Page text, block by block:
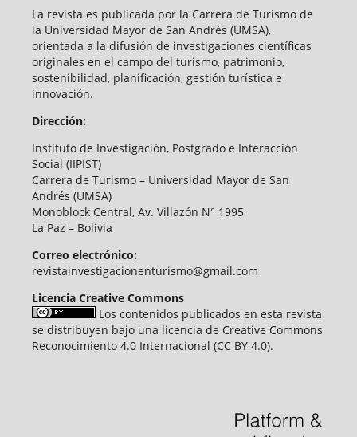
La revista es publicada por la Carrera de Turismo de
la Universidad Mayor de San Andrés (UMSA),
orientada a la difusión de investigaciones científicas
originales en el campo del turismo, patrimonio,
sostenibilidad, planificación, gestión turística e
innovación.
Dirección:
Instituto de Investigación, Postgrado e Interacción
Social (IIPIST)
Carrera de Turismo – Universidad Mayor de San
Andrés (UMSA)
Monoblock Central, Av. Villazón N° 1995
La Paz – Bolivia
Correo electrónico:
revistainvestigacionenturismo@gmail.com
Licencia Creative Commons
Los contenidos publicados en esta revista
se distribuyen bajo una licencia de Creative Commons
Reconocimiento 4.0 Internacional (CC BY 4.0).